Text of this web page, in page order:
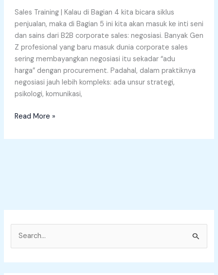
Sales Training | Kalau di Bagian 4 kita bicara siklus
penjualan, maka di Bagian 5 ini kita akan masuk ke inti seni
dan sains dari B2B corporate sales: negosiasi. Banyak Gen
Z profesional yang baru masuk dunia corporate sales
sering membayangkan negosiasi itu sekadar “adu
harga” dengan procurement. Padahal, dalam praktiknya
negosiasi jauh lebih kompleks: ada unsur strategi,
psikologi, komunikasi,
Read More »